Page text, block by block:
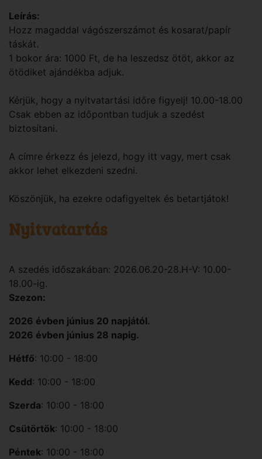
Leírás:
Hozz magaddal vágószerszámot és kosarat/papír
táskát.
1 bokor ára: 1000 Ft, de ha leszedsz ötöt, akkor az
ötödiket ajándékba adjuk.
Kérjük, hogy a nyitvatartási időre figyelj! 10.00-18.00
Csak ebben az időpontban tudjuk a szedést
biztosítani.
A címre érkezz és jelezd, hogy itt vagy, mert csak
akkor lehet elkezdeni szedni.
Köszönjük, ha ezekre odafigyeltek és betartjátok!
Nyitvatartás
A szedés időszakában: 2026.06.20-28.H-V: 10.00-
18.00-ig.
Szezon:
2026 évben június 20 napjától.
2026 évben június 28 napig.
Hétfő: 10:00 - 18:00
Kedd: 10:00 - 18:00
Szerda: 10:00 - 18:00
Csütörtök: 10:00 - 18:00
Péntek: 10:00 - 18:00